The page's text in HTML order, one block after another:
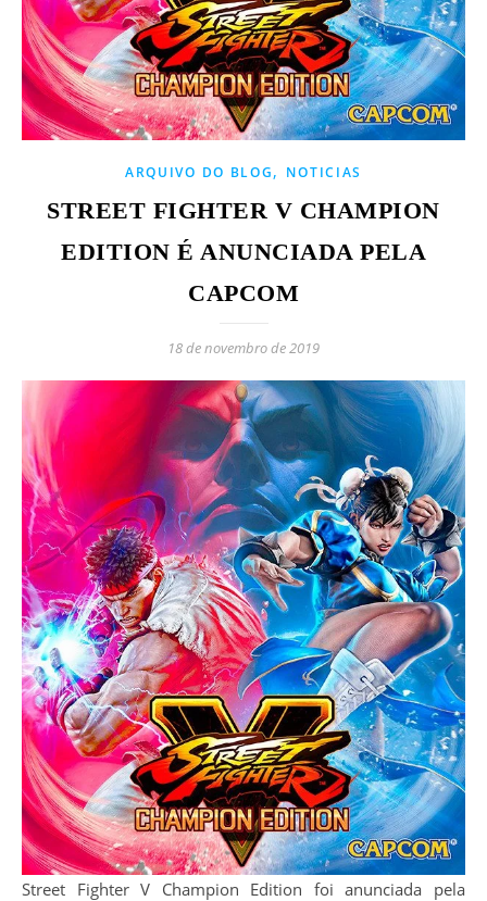
ARQUIVO DO BLOG, NOTICIAS
STREET FIGHTER V CHAMPION
EDITION É ANUNCIADA PELA
CAPCOM
18 de novembro de 2019
Street Fighter V Champion Edition foi anunciada pela